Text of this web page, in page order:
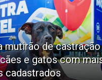
mutirão de castração
e gatos com
cadastrados